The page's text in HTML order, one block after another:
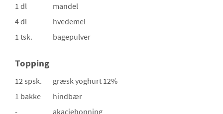
1 dl
mandel
4 dl
hvedemel
1 tsk.
bagepulver
Topping
12 spsk.
græsk yoghurt 12%
1 bakke
hindbær
-
akaciehonning